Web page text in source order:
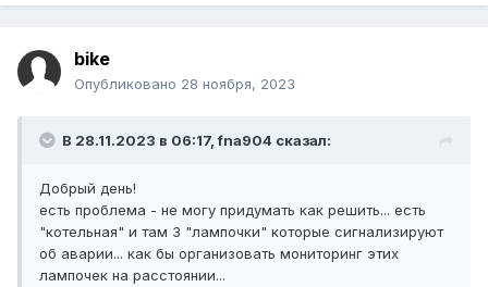
bike
Опубликовано 28 ноября, 2023
В 28.11.2023 в 06:17,fna904 сказал:
Добрый день!
есть проблема - не могу придумать как решить... есть
"котельная" и там 3 "лампочки" которые сигнализируют
об аварии... как бы организовать мониторинг этих
лампочек на расстоянии...